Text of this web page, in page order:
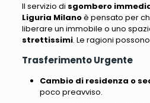
Il servizio di sgombero
Liguria Milanoè pensato per
liberare un immobile o uno
strettissimi. Le ragioni
Trasferimento Urgente
Cambio di residenza o
poco preavviso.